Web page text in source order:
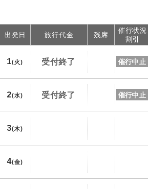
出発日 旅行代金 残席
催行状況
割引
1(火) 受付終了 催行中止
2(水) 受付終了 催行中止
3(木)
4(金)